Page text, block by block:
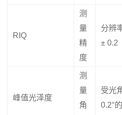
RIQ
测
量
精
度
分辨
± 0.2
峰值光泽度
测
量
角
受光
0.2°